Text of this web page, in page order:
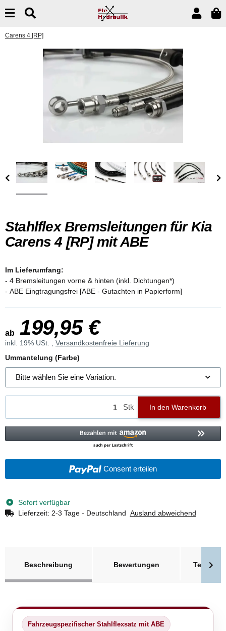
Carens 4 [RP]
Stahlflex Bremsleitungen für Kia
Carens 4 [RP] mit ABE
Im Lieferumfang:
- 4 Bremsleitungen vorne & hinten (inkl. Dichtungen*)
- ABE Eingtragungsfrei [ABE - Gutachten in Papierform]
ab 199,95 €
inkl. 19% USt. , Versandkostenfreie Lieferung
Ummantelung (Farbe)
Bitte wählen Sie eine Variation.
Stk In den Warenkorb
Consent erteilen
Sofort verfügbar
Lieferzeit: 2-3 Tage - Deutschland Ausland abweichend
Beschreibung
Bewertungen
Fahrzeugspezifischer Stahlflexsatz mit ABE